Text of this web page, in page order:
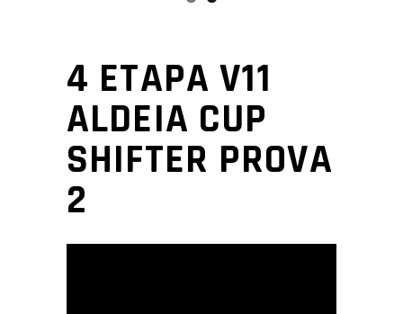
4 ETAPA V11
ALDEIA CUP
SHIFTER PROVA
2